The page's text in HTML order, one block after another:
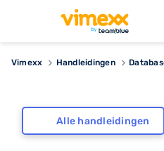
Vimexx Handleidingen
Alle handleidingen